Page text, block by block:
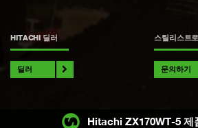
HITACHI 딜러
딜러
스틸리스트
문의하기
Hitachi ZX170WT-5 제